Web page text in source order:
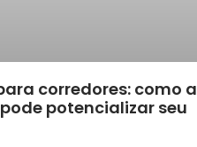
corredores: como a
potencializar seu